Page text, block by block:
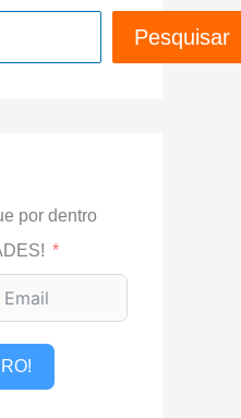
Pesquisar
por dentro